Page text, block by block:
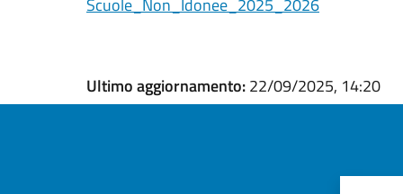
Scuole_Non_Idonee_2025_2026
Ultimo aggiornamento:22/09/2025, 14:20